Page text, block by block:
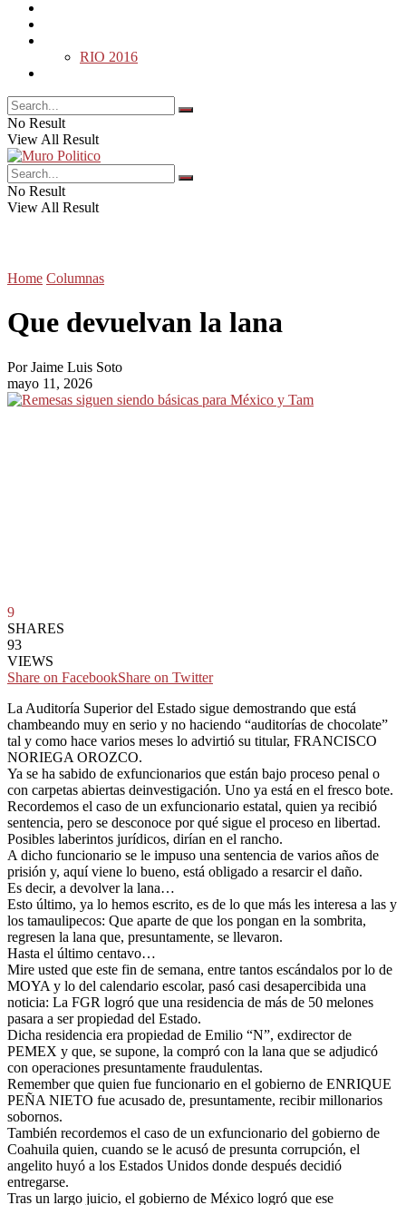
RIO 2016
No Result
View All Result
No Result
View All Result
Home Columnas
Que devuelvan la lana
PorJaime Luis Soto
mayo 11, 2026
9
SHARES
93
VIEWS
Share on FacebookShare on Twitter
La Auditoría Superior del Estado sigue demostrando que está
chambeando muy en serio y no haciendo “auditorías de chocolate”
tal y como hace varios meses lo advirtió su titular, FRANCISCO
NORIEGA OROZCO.
Ya se ha sabido de exfuncionarios que están bajo proceso penal o
con carpetas abiertas deinvestigación. Uno ya está en el fresco bote.
Recordemos el caso de un exfuncionario estatal, quien ya recibió
sentencia, pero se desconoce por qué sigue el proceso en libertad.
Posibles laberintos jurídicos, dirían en el rancho.
A dicho funcionario se le impuso una sentencia de varios años de
prisión y, aquí viene lo bueno, está obligado a resarcir el daño.
Es decir, a devolver la lana…
Esto último, ya lo hemos escrito, es de lo que más les interesa a las y
los tamaulipecos: Que aparte de que los pongan en la sombrita,
regresen la lana que, presuntamente, se llevaron.
Hasta el último centavo…
Mire usted que este fin de semana, entre tantos escándalos por lo de
MOYA y lo del calendario escolar, pasó casi desapercibida una
noticia: La FGR logró que una residencia de más de 50 melones
pasara a ser propiedad del Estado.
Dicha residencia era propiedad de Emilio “N”, exdirector de
PEMEX y que, se supone, la compró con la lana que se adjudicó
con operaciones presuntamente fraudulentas.
Remember que quien fue funcionario en el gobierno de ENRIQUE
PEÑA NIETO fue acusado de, presuntamente, recibir millonarios
sobornos.
También recordemos el caso de un exfuncionario del gobierno de
Coahuila quien, cuando se le acusó de presunta corrupción, el
angelito huyó a los Estados Unidos donde después decidió
entregarse.
Tras un largo juicio, el gobierno de México logró que ese